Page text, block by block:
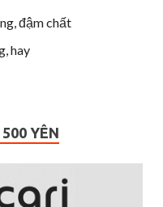
đậm chất
hay
YÊN